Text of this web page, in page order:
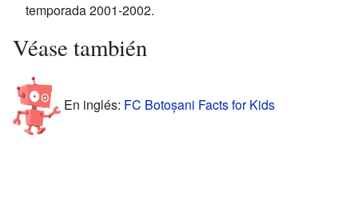
temporada 2001-2002.
Véase también
En inglés: FC Botoșani Facts for Kids